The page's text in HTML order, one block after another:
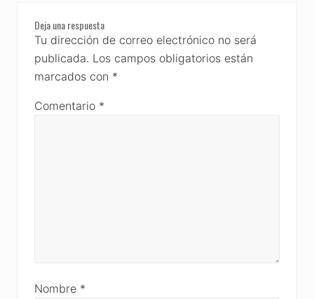
Reader
Interactions
Deja una respuesta
Tu dirección de correo electrónico no será
publicada. Los campos obligatorios están
marcados con *
Comentario *
Nombre *